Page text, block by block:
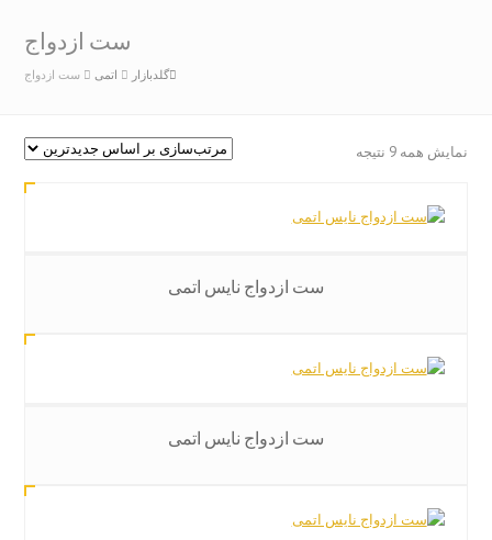
ست ازدواج
گلدبازار اتمی ست ازدواج
نمایش همه 9 نتیجه
جدیدترین
ست ازدواج نایس اتمی
ست ازدواج نایس اتمی